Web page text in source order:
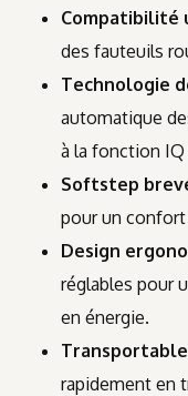
Compatibilité
des fauteuils
Technologie
automatique
à la fonction
Softstep
pour un
Design
réglables pour
en énergie.
rapidement en